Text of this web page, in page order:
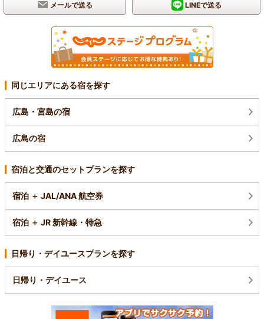
メールで送る LINEで送る
同じエリアにある宿を探す
広島・宮島の宿
広島の宿
宿泊と交通のセットプランを探す
宿泊 ＋ JAL/ANA 航空券
宿泊 ＋ JR 新幹線・特急
日帰り・デイユースプランを探す
日帰り・デイユース